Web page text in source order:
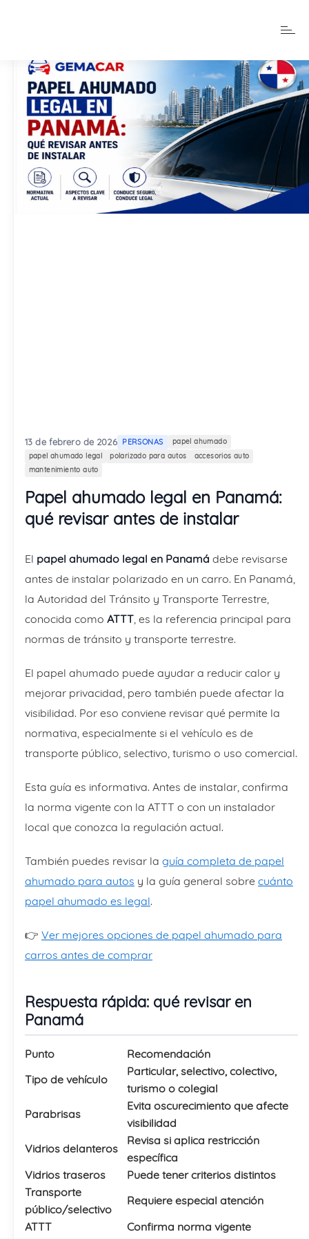
13 de febrero de 2026 PERSONAS
papel ahumado
papel ahumado legal
polarizado para autos
accesorios auto
mantenimiento auto
Papel ahumado legal en Panamá:
qué revisar antes de instalar
El papel ahumado legal en Panamá debe revisarse
antes de instalar polarizado en un carro. En Panamá,
la Autoridad del Tránsito y Transporte Terrestre,
conocida como ATTT, es la referencia principal para
normas de tránsito y transporte terrestre.
El papel ahumado puede ayudar a reducir calor y
mejorar privacidad, pero también puede afectar la
visibilidad. Por eso conviene revisar qué permite la
normativa, especialmente si el vehículo es de
transporte público, selectivo, turismo o uso comercial.
Esta guía es informativa. Antes de instalar, confirma
la norma vigente con la ATTT o con un instalador
local que conozca la regulación actual.
También puedes revisar la guía completa de papel
ahumado para autos y la guía general sobre cuánto
papel ahumado es legal.
👉 Ver mejores opciones de papel ahumado para
carros antes de comprar
Respuesta rápida: qué revisar en
Panamá
Punto
Recomendación
Tipo de vehículo
Particular, selectivo, colectivo,
turismo o colegial
Parabrisas
Evita oscurecimiento que afecte
visibilidad
Vidrios delanteros
Revisa si aplica restricción
específica
Vidrios traseros
Puede tener criterios distintos
Transporte
público/selectivo
Requiere especial atención
ATTT
Confirma norma vigente